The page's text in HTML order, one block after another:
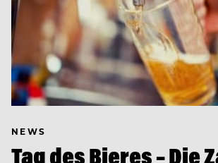
NEWS
Tag des Bieres – Die